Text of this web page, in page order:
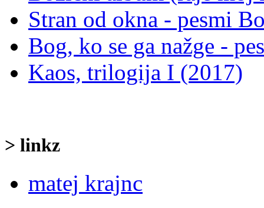
Stran od okna - pesmi
Bog, ko se ga nažge -
Kaos, trilogija I (2017)
> linkz
matej krajnc